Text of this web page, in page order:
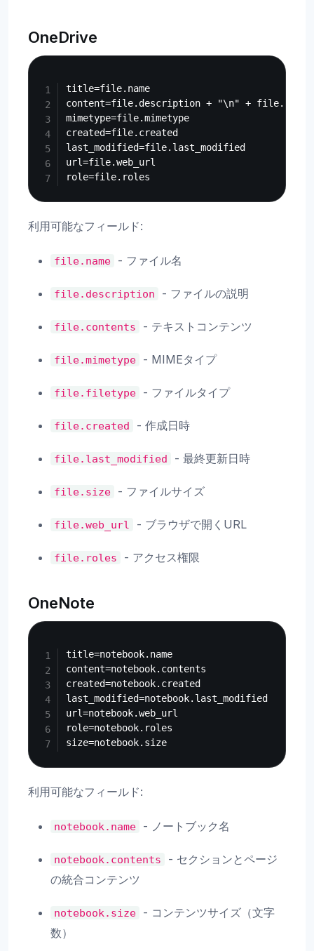
OneDrive
title=file.name
content=file.description + "\n" +
mimetype=file.mimetype
created=file.created
last_modified=file.last_modified
url=file.web_url
利用可能なフィールド:
file.name - ファイル名
file.description - ファイルの説明
file.contents - テキストコンテンツ
file.mimetype - MIMEタイプ
file.filetype - ファイルタイプ
file.created - 作成日時
file.last_modified - 最終更新日時
file.size - ファイルサイズ
file.web_url - ブラウザで開くURL
file.roles - アクセス権限
OneNote
title=notebook.name
content=notebook.contents
created=notebook.created
last_modified=notebook.last_modified
url=notebook.web_url
role=notebook.roles
利用可能なフィールド:
notebook.name - ノートブック名
notebook.contents
- セクションとページ
の統合コンテンツ
notebook.size
- コンテンツサイズ（文字
数）